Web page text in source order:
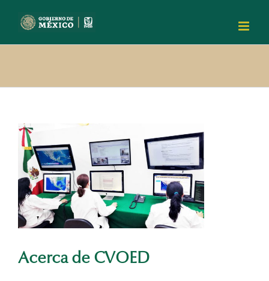
View
Larger
Image
Acerca de CVOED